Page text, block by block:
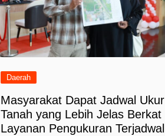
Daerah
Masyarakat Dapat Jadwal Ukur
Tanah yang Lebih Jelas Berkat
Layanan Pengukuran Terjadwal